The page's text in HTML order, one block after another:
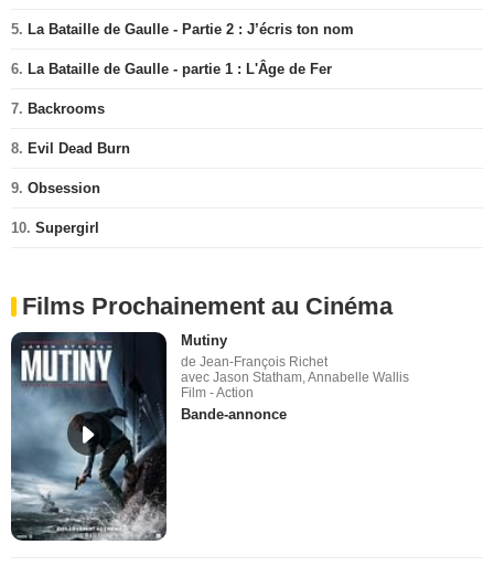
5. La Bataille de Gaulle - Partie 2 : J’écris ton nom
6. La Bataille de Gaulle - partie 1 : L'Âge de Fer
7. Backrooms
8. Evil Dead Burn
9. Obsession
10. Supergirl
Films Prochainement au Cinéma
Mutiny
de Jean-François Richet
avec Jason Statham, Annabelle Wallis
Film - Action
Bande-annonce